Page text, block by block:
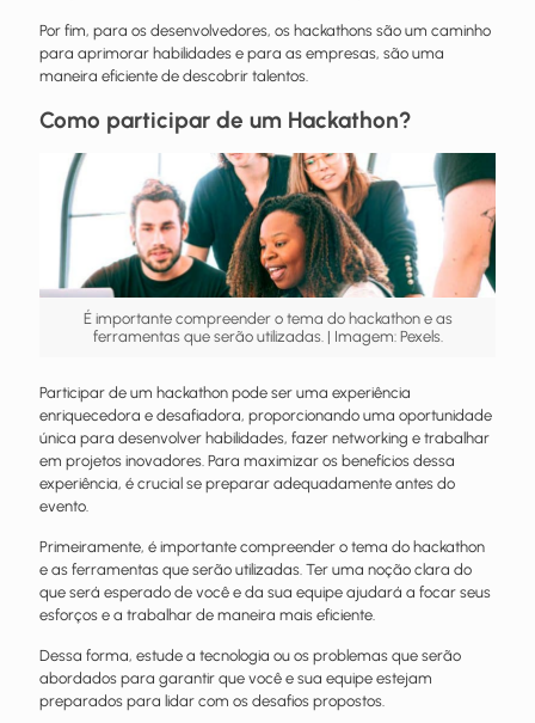
Por fim, para os desenvolvedores, os hackathons são um caminho
para aprimorar habilidades e para as empresas, são uma
maneira eficiente de descobrir talentos.
Como participar de um Hackathon?
É importante compreender o tema do hackathon e as
ferramentas que serão utilizadas. | Imagem: Pexels.
Participar de um hackathon pode ser uma experiência
enriquecedora e desafiadora, proporcionando uma oportunidade
única para desenvolver habilidades, fazer networking e trabalhar
em projetos inovadores. Para maximizar os benefícios dessa
experiência, é crucial se preparar adequadamente antes do
evento.
Primeiramente, é importante compreender o tema do hackathon
e as ferramentas que serão utilizadas. Ter uma noção clara do
que será esperado de você e da sua equipe ajudará a focar seus
esforços e a trabalhar de maneira mais eficiente.
Dessa forma, estude a tecnologia ou os problemas que serão
abordados para garantir que você e sua equipe estejam
preparados para lidar com os desafios propostos.